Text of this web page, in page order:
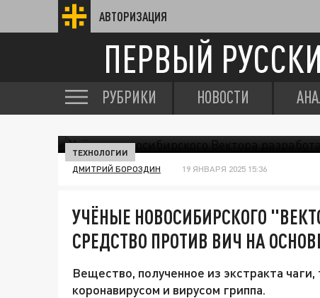
АВТОРИЗАЦИЯ
ПЕРВЫЙ
РУБРИКИ НОВОСТИ
ТЕХНОЛОГИИ
ДМИТРИЙ БОРОЗДИН 19 ЯНВАРЯ 2025 15:36
УЧЁНЫЕ НОВОСИБИРСКОГО
СРЕДСТВО ПРОТИВ ВИЧ НА
Вещество, полученное из экстракта
коронавирусом и вирусом гриппа.